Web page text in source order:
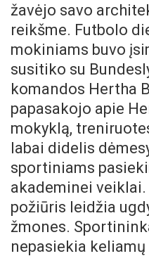
žavėjo savo
reikšme. Futbolo
mokiniams buvo
susitiko su
komandos Hertha
papasakojo apie
mokyklą,
labai didelis
sportiniams
akademinei
požiūris leidžia
žmones.
nepasiekia